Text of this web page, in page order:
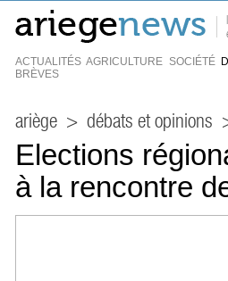
ACTUALITÉS AGRICULTURE SOCIÉTÉ
BRÈVES
ariège > débats et opinions
Elections
à la rencontre